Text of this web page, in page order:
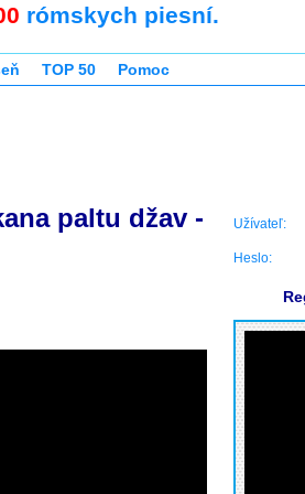
rómskych piesní.
TOP 50 Pomoc
paltu džav -
Užívateľ:
Heslo: